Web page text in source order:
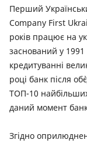
внутрішніх справ
До команди ПУМБ
2012 року.
безпеки був
Перший
Company First
років працює на
заснований у 1991
кредитуванні
році банк після
ТОП-10
даний момент банк
Згідно